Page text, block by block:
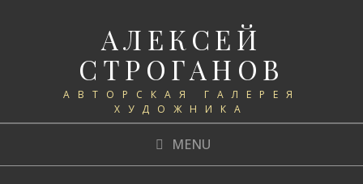
АЛЕКСЕЙ
СТРОГАНОВ
АВТОРСКАЯ ГАЛЕРЕЯ
ХУДОЖНИКА
MENU